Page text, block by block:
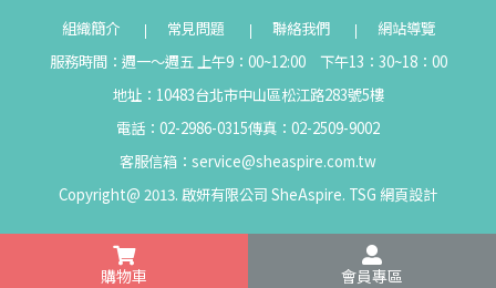
組織簡介 常見問題 聯絡我們
網站導覽
服務時間：週一～週五 上午9：00~12:00 下午13：30~18：00
地址：10483台北市中山區松江路283號5樓
電話：02-2986-0315傳真：02-2509-9002
客服信箱： service@sheaspire.com.tw
Copyright@ 2013. 啟妍有限公司 SheAspire. TSG 網頁設計
購物車 會員專區